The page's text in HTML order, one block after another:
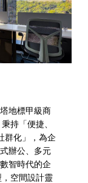
地標甲級商
持「便捷、
群化」，為企
辦公、多元
智時代的企
空間設計靈